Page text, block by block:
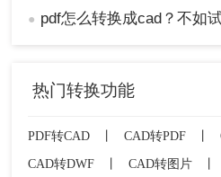
● pdf怎么转换成cad？不如
热门转换功能
PDF转CAD CAD转PDF
CAD转DWF
CAD转图片